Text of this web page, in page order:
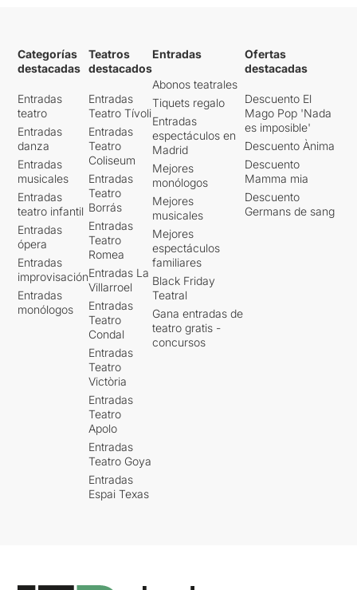
Categorías
destacadas
Entradas
teatro
Entradas
danza
Entradas
musicales
Entradas
teatro infantil
Entradas
ópera
Entradas
improvisación
Entradas
monólogos
Teatros
destacados
Entradas
Teatro Tívoli
Entradas
Teatro
Coliseum
Entradas
Teatro
Borrás
Entradas
Teatro
Romea
Entradas La
Villarroel
Entradas
Teatro
Condal
Entradas
Teatro
Victòria
Entradas
Teatro
Apolo
Entradas
Teatro Goya
Entradas
Espai Texas
Entradas
Abonos teatrales
Tiquets regalo
Entradas
espectáculos en
Madrid
Mejores
monólogos
Mejores
musicales
Mejores
espectáculos
familiares
Black Friday
Teatral
Gana entradas de
teatro gratis -
concursos
Ofertas
destacadas
Descuento El
Mago Pop 'Nada
es imposible'
Descuento Ànima
Descuento
Mamma mia
Descuento
Germans de sang